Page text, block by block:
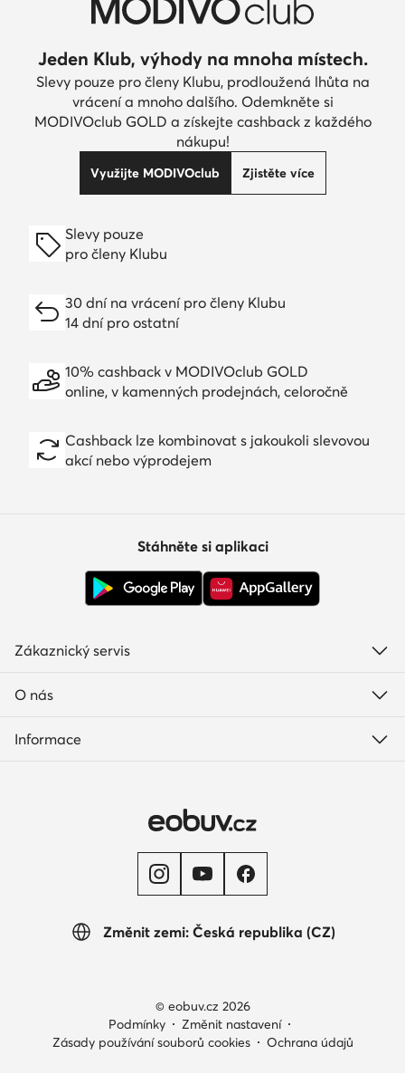
Jeden Klub, výhody na mnoha místech.
Slevy pouze pro členy Klubu, prodloužená lhůta na
vrácení a mnoho dalšího. Odemkněte si
MODIVOclub GOLD a získejte cashback z každého
nákupu!
Využijte MODIVOclub Zjistěte více
Slevy pouze
pro členy Klubu
30 dní na vrácení pro členy Klubu
14 dní pro ostatní
10% cashback v MODIVOclub GOLD
online, v kamenných prodejnách, celoročně
Cashback lze kombinovat s jakoukoli slevovou
akcí nebo výprodejem
Změnit zemi: Česká republika (CZ)
Stáhněte si aplikaci
Zákaznický servis
O nás
Informace
© eobuv.cz 2026
Podmínky
Změnit nastavení
Zásady používání souborů cookies
Ochrana údajů